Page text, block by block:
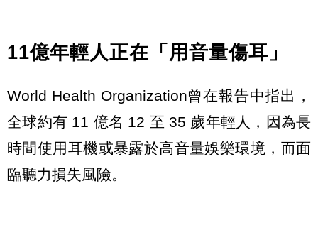
11億年輕人正在「用音量傷耳」
World Health Organization曾在報告中指出，
全球約有 11 億名 12 至 35 歲年輕人，因為長
時間使用耳機或暴露於高音量娛樂環境，而面
臨聽力損失風險。